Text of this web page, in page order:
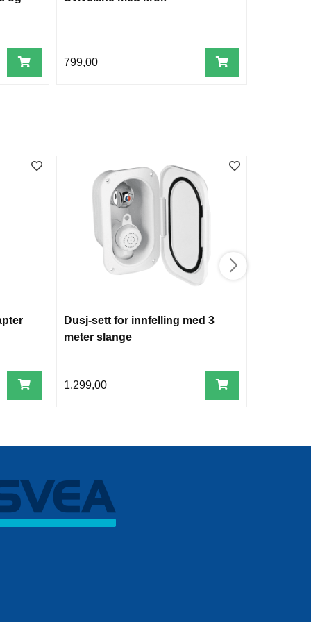
799,00
Dusj-sett for innfelling med 3
meter slange
1.299,00